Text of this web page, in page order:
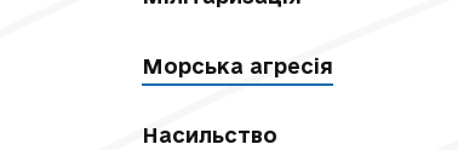
Морська агресія
Насильство